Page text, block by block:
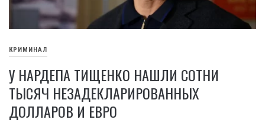
КРИМИНАЛ
У НАРДЕПА ТИЩЕНКО НАШЛИ СОТНИ
ТЫСЯЧ НЕЗАДЕКЛАРИРОВАННЫХ
ДОЛЛАРОВ И ЕВРО